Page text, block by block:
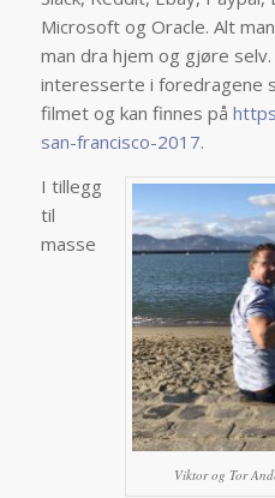
Microsoft og Oracle. Alt
man dra hjem og gjøre
interesserte i foredragene
filmet og kan finnes på
san-francisco-2017.
Viktor og Tor
I tillegg
til
masse